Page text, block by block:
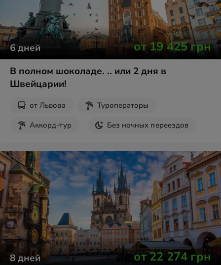
6дней от19 425грн
В полном шоколаде. .. или 2 дня в
Швейцарии!
от Львова
Туроператоры
Аккорд-тур
Без ночных переездов
8дней от22 274 грн